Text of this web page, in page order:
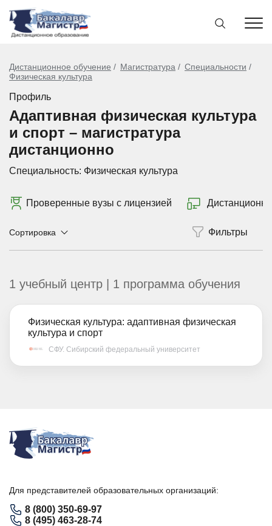
Дистанционное обучение Магистратура
Специальности
Физическая культура
Профиль
Адаптивная физическая культура
и спорт – магистратура
дистанционно
Специальность: Физическая культура
Проверенные вузы с лицензией Дистанционно
Сортировка
1 учебный центр | 1 программа обучения
Физическая культура: адаптивная физическая
культура и спорт
СФУ. Сибирский федеральный университет
Для представителей образовательных организаций:
8 (800) 350-69-97
8 (495) 463-28-74